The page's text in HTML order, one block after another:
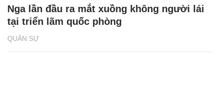
QUÂN SỰ
Nga lần đầu ra mắt xuồng không người lái
tại triển lãm quốc phòng